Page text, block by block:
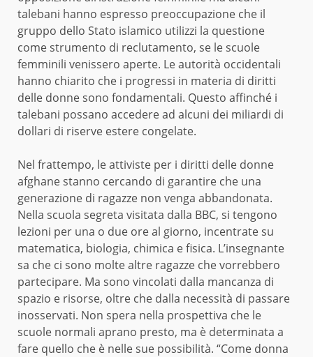
talebani hanno espresso preoccupazione che il
gruppo dello Stato islamico utilizzi la questione
come strumento di reclutamento, se le scuole
femminili venissero aperte. Le autorità occidentali
hanno chiarito che i progressi in materia di diritti
delle donne sono fondamentali. Questo affinché i
talebani possano accedere ad alcuni dei miliardi di
dollari di riserve estere congelate.
Nel frattempo, le attiviste per i diritti delle donne
afghane stanno cercando di garantire che una
generazione di ragazze non venga abbandonata.
Nella scuola segreta visitata dalla BBC, si tengono
lezioni per una o due ore al giorno, incentrate su
matematica, biologia, chimica e fisica. L’insegnante
sa che ci sono molte altre ragazze che vorrebbero
partecipare. Ma sono vincolati dalla mancanza di
spazio e risorse, oltre che dalla necessità di passare
inosservati. Non spera nella prospettiva che le
scuole normali aprano presto, ma è determinata a
fare quello che è nelle sue possibilità. “Come donna